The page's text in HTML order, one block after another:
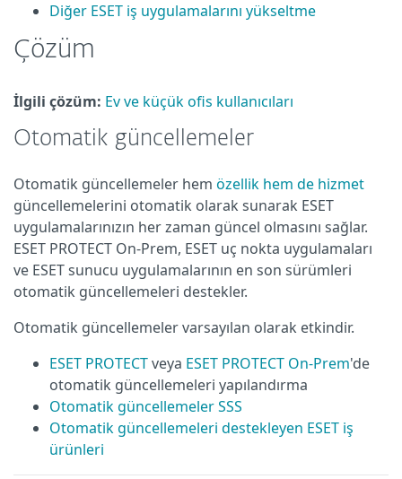
Diğer ESET iş uygulamalarını yükseltme
Çözüm
İlgili çözüm: Ev ve küçük ofis kullanıcıları
Otomatik güncellemeler
Otomatik güncellemeler hem özellik hem de hizmet
güncellemelerini otomatik olarak sunarak ESET
uygulamalarınızın her zaman güncel olmasını sağlar.
ESET PROTECT On-Prem, ESET uç nokta uygulamaları
ve ESET sunucu uygulamalarının en son sürümleri
otomatik güncellemeleri destekler.
Otomatik güncellemeler varsayılan olarak etkindir.
ESET PROTECTveya ESET PROTECT On-Prem'de
otomatik güncellemeleri yapılandırma
Otomatik güncellemeler SSS
Otomatik güncellemeleri destekleyen ESET iş
ürünleri